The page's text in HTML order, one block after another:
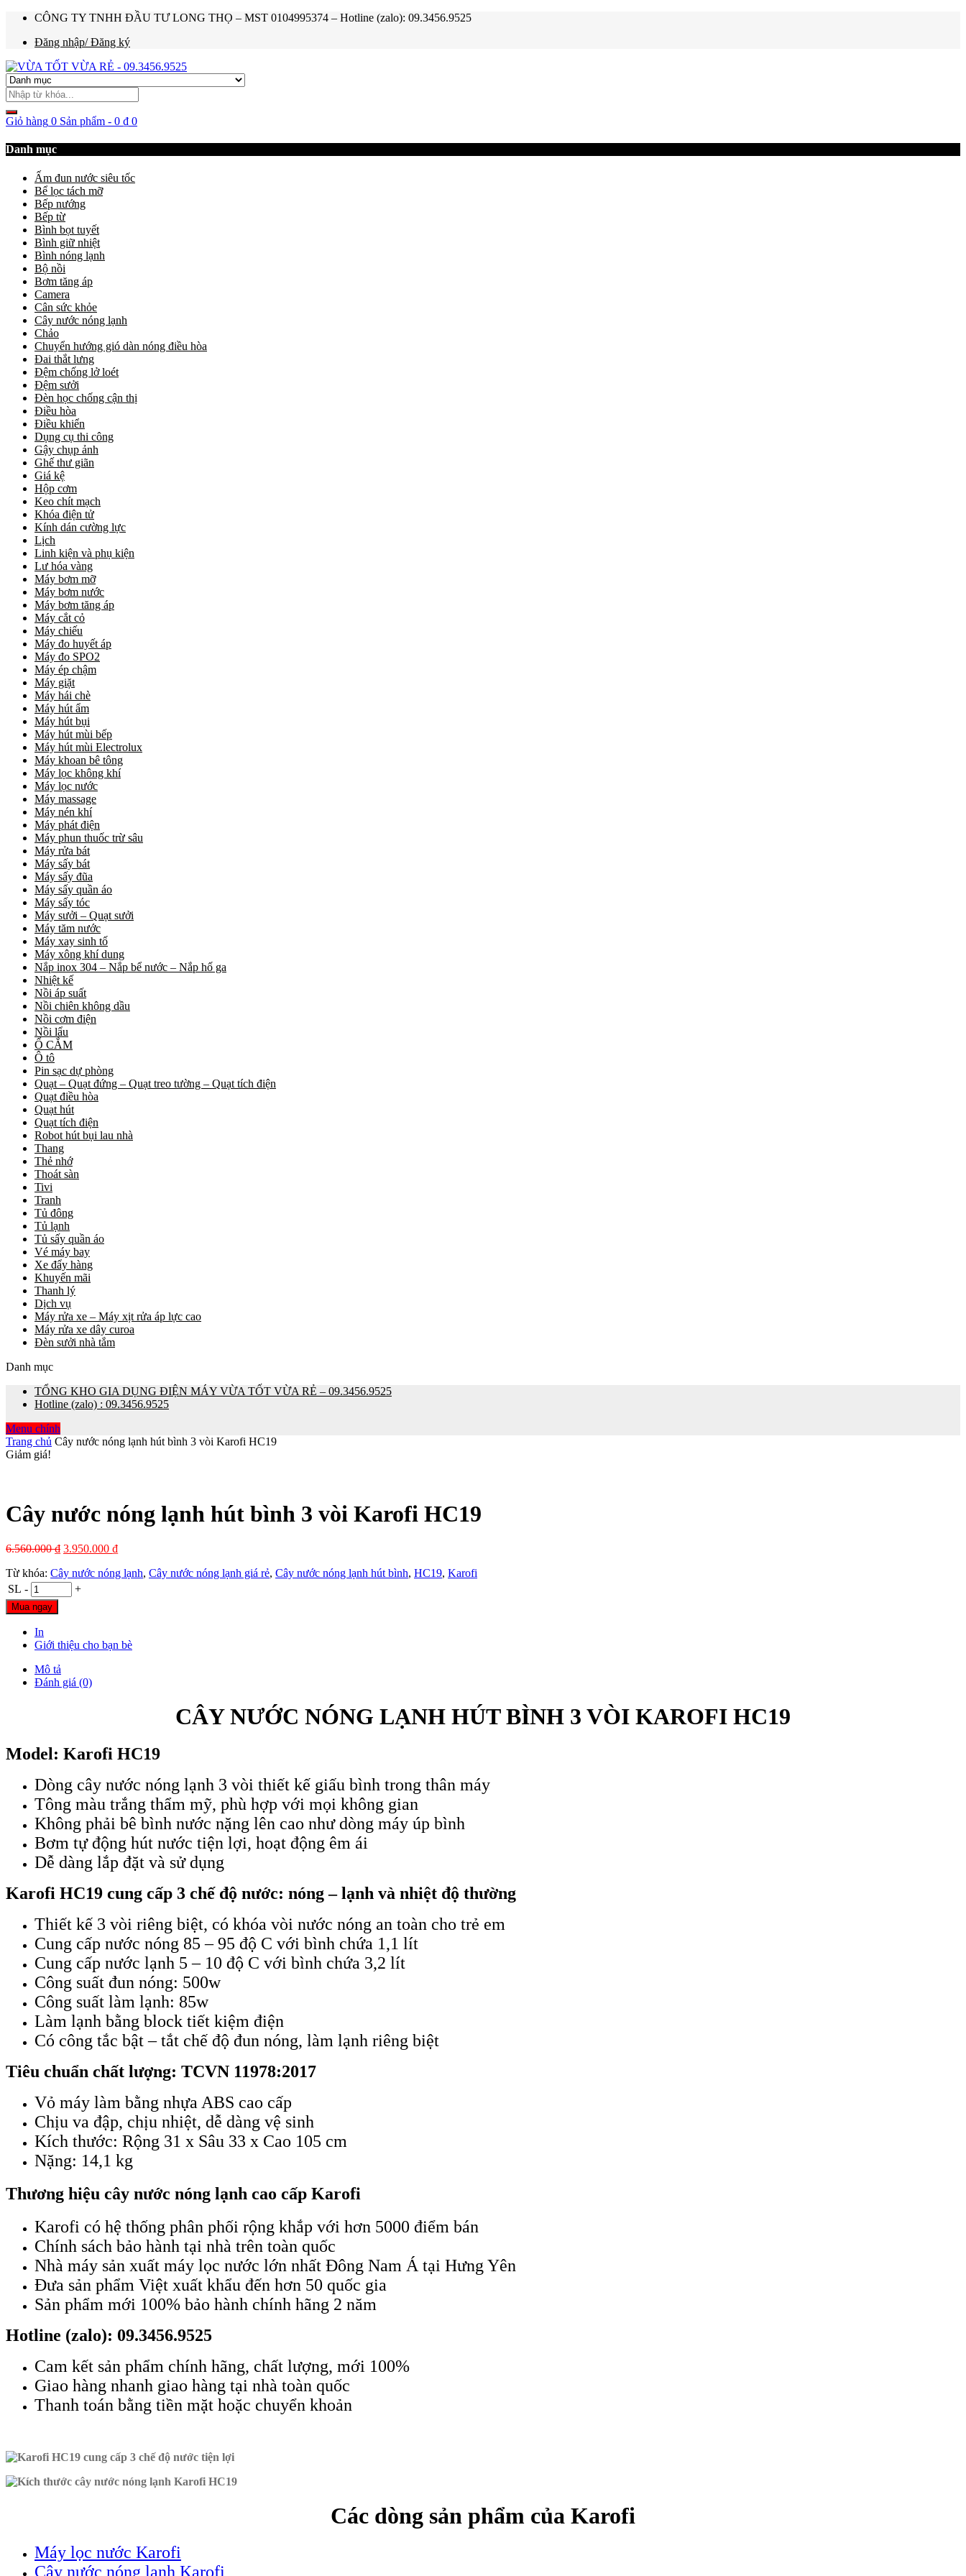
CÔNG TY TNHH ĐẦU TƯ LONG THỌ – MST 0104995374 – Hotline (zalo): 09.3456.9525
Đăng nhập/ Đăng ký
Giỏ hàng 0 Sản phẩm - 0 ₫ 0
Danh mục
Ấm đun nước siêu tốc
Bể lọc tách mỡ
Bếp nướng
Bếp từ
Bình bọt tuyết
Bình giữ nhiệt
Bình nóng lạnh
Bộ nồi
Bơm tăng áp
Camera
Cân sức khỏe
Cây nước nóng lạnh
Chảo
Chuyển hướng gió dàn nóng điều hòa
Đai thắt lưng
Đệm chống lở loét
Đệm sưởi
Đèn học chống cận thị
Điều hòa
Điều khiển
Dụng cụ thi công
Gậy chụp ảnh
Ghế thư giãn
Giá kệ
Hộp cơm
Keo chít mạch
Khóa điện tử
Kính dán cường lực
Lịch
Linh kiện và phụ kiện
Lư hóa vàng
Máy bơm mỡ
Máy bơm nước
Máy bơm tăng áp
Máy cắt cỏ
Máy chiếu
Máy đo huyết áp
Máy đo SPO2
Máy ép chậm
Máy giặt
Máy hái chè
Máy hút ẩm
Máy hút bụi
Máy hút mùi bếp
Máy hút mùi Electrolux
Máy khoan bê tông
Máy lọc không khí
Máy lọc nước
Máy massage
Máy nén khí
Máy phát điện
Máy phun thuốc trừ sâu
Máy rửa bát
Máy sấy bát
Máy sấy đũa
Máy sấy quần áo
Máy sấy tóc
Máy sưởi – Quạt sưởi
Máy tăm nước
Máy xay sinh tố
Máy xông khí dung
Nắp inox 304 – Nắp bể nước – Nắp hố ga
Nhiệt kế
Nồi áp suất
Nồi chiên không dầu
Nồi cơm điện
Nồi lẩu
Ổ CẮM
Ô tô
Pin sạc dự phòng
Quạt – Quạt đứng – Quạt treo tường – Quạt tích điện
Quạt điều hòa
Quạt hút
Quạt tích điện
Robot hút bụi lau nhà
Thang
Thẻ nhớ
Thoát sàn
Tivi
Tranh
Tủ đông
Tủ lạnh
Tủ sấy quần áo
Vé máy bay
Xe đẩy hàng
Khuyến mãi
Thanh lý
Dịch vụ
Máy rửa xe – Máy xịt rửa áp lực cao
Máy rửa xe dây curoa
Đèn sưởi nhà tắm
Danh mục
TỔNG KHO GIA DỤNG ĐIỆN MÁY VỪA TỐT VỪA RẺ – 09.3456.9525
Hotline (zalo) : 09.3456.9525
Menu chính
Trang chủ Cây nước nóng lạnh hút bình 3 vòi Karofi HC19
Giảm giá!
Cây nước nóng lạnh hút bình 3 vòi Karofi HC19
6.560.000₫ 3.950.000 ₫
Từ khóa: Cây nước nóng lạnh, Cây nước nóng lạnh giá rẻ, Cây nước nóng lạnh hút bình, HC19, Karofi
SL - +
Mua ngay
In
Giới thiệu cho bạn bè
Mô tả
Đánh giá (0)
CÂY NƯỚC NÓNG LẠNH HÚT BÌNH 3 VÒI KAROFI HC19
Model: Karofi HC19
Dòng cây nước nóng lạnh 3 vòi thiết kế giấu bình trong thân máy
Tông màu trắng thẩm mỹ, phù hợp với mọi không gian
Không phải bê bình nước nặng lên cao như dòng máy úp bình
Bơm tự động hút nước tiện lợi, hoạt động êm ái
Dễ dàng lắp đặt và sử dụng
Karofi HC19 cung cấp 3 chế độ nước: nóng – lạnh và nhiệt độ thường
Thiết kế 3 vòi riêng biệt, có khóa vòi nước nóng an toàn cho trẻ em
Cung cấp nước nóng 85 – 95 độ C với bình chứa 1,1 lít
Cung cấp nước lạnh 5 – 10 độ C với bình chứa 3,2 lít
Công suất đun nóng: 500w
Công suất làm lạnh: 85w
Làm lạnh bằng block tiết kiệm điện
Có công tắc bật – tắt chế độ đun nóng, làm lạnh riêng biệt
Tiêu chuẩn chất lượng: TCVN 11978:2017
Vỏ máy làm bằng nhựa ABS cao cấp
Chịu va đập, chịu nhiệt, dễ dàng vệ sinh
Kích thước: Rộng 31 x Sâu 33 x Cao 105 cm
Nặng: 14,1 kg
Thương hiệu cây nước nóng lạnh cao cấp Karofi
Karofi có hệ thống phân phối rộng khắp với hơn 5000 điểm bán
Chính sách bảo hành tại nhà trên toàn quốc
Nhà máy sản xuất máy lọc nước lớn nhất Đông Nam Á tại Hưng Yên
Đưa sản phẩm Việt xuất khẩu đến hơn 50 quốc gia
Sản phẩm mới 100% bảo hành chính hãng 2 năm
Hotline (zalo): 09.3456.9525
Cam kết sản phẩm chính hãng, chất lượng, mới 100%
Giao hàng nhanh giao hàng tại nhà toàn quốc
Thanh toán bằng tiền mặt hoặc chuyển khoản
Các dòng sản phẩm của Karofi
Máy lọc nước Karofi
Cây nước nóng lạnh Karofi